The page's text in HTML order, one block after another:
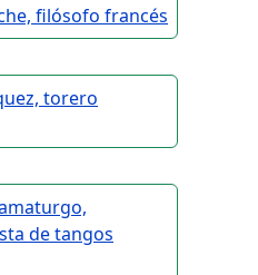
filósofo francés
torero
de tangos